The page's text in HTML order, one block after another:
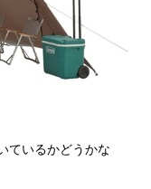
ているかどうかな